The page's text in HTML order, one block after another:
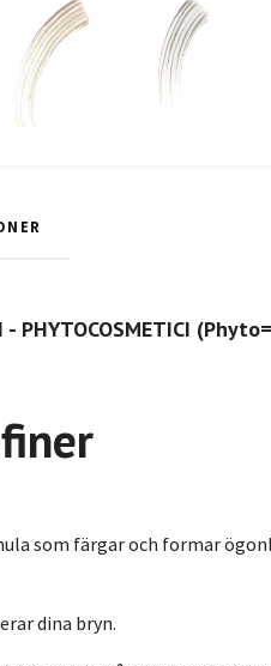
- PHYTOCOSMETICI
som färgar och formar
dina bryn.